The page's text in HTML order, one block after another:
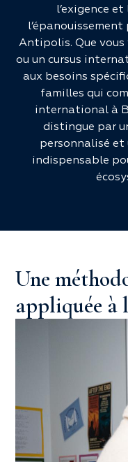
l’exigence
Antipolis. Que
ou un cursus
aux besoins
familles qui
international à
distingue par
personnalisé et
indispensable
Une
appliquée à